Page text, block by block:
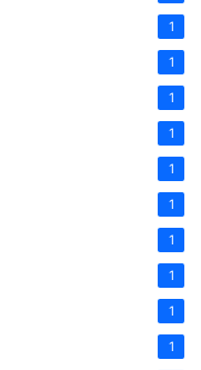
1
1
1
1
1
1
1
1
1
1